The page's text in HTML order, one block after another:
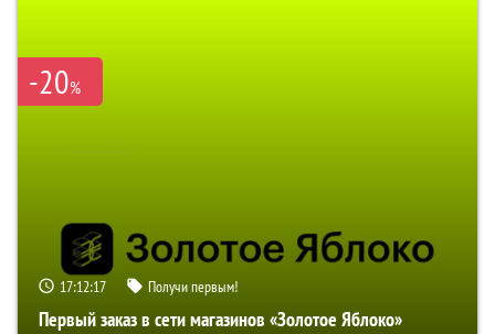
-20%
17:12:16 Получи первым!
Первый заказ в сети магазинов «Золотое Яблоко»